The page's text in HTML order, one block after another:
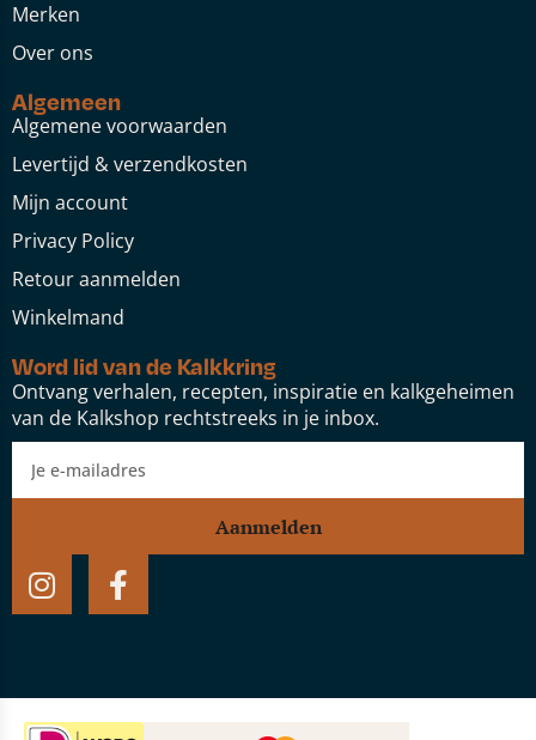
Merken
Over ons
Algemeen
Algemene voorwaarden
Levertijd & verzendkosten
Mijn account
Privacy Policy
Retour aanmelden
Winkelmand
Word lid van de Kalkkring
Ontvang verhalen, recepten, inspiratie en kalkgeheimen
van de Kalkshop rechtstreeks in je inbox.
Aanmelden